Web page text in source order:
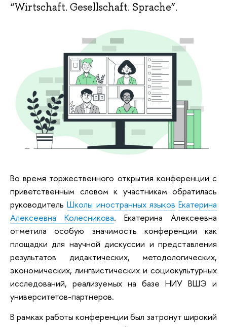
“Wirtschaft. Gesellschaft. Sprache”.
Во время торжественного открытия конференции с
приветственным словом к участникам обратилась
руководительШколы иностранных языков Екатерина
Алексеевна Колесникова. Екатерина Алексеевна
отметила особую значимость конференции как
площадки для научной дискуссии и представления
результатов дидактических, методологических,
экономических, лингвистических и социокультурных
исследований, реализуемых на базе НИУ ВШЭ и
университетов-партнеров.
В рамках работы конференции был затронут широкий